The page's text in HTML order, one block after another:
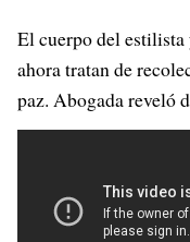
El cuerpo del estilista
ahora tratan de
paz. Abogada reveló